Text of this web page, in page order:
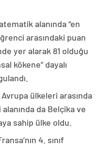
alanında “en
arasındaki puan
yer alarak 81 olduğu
kökene” dayalı
ülkeleri arasında
da Belçika ve
sahip ülke oldu.
4. sınıf